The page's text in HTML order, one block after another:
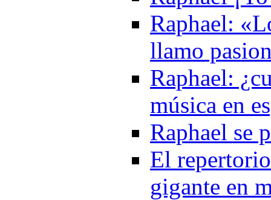
Raphael:
llamo
Raphael:
música en
Raphael se
El
gigante en